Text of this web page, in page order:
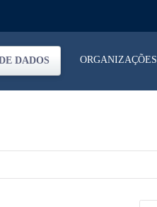
DADOS ORGANIZAÇÕES